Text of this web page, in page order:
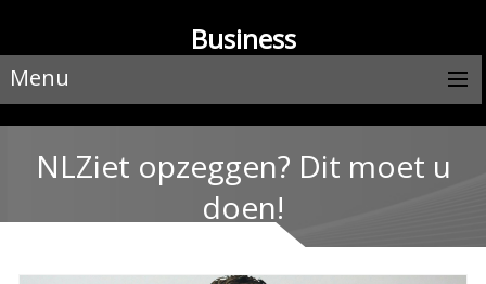
Business
Menu
NLZiet opzeggen? Dit moet u
doen!